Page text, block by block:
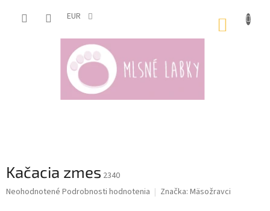
EUR
Kačacia zmes 2340
Priemerné
Neohodnotené Podrobnosti hodnotenia Značka: Mäsožravci